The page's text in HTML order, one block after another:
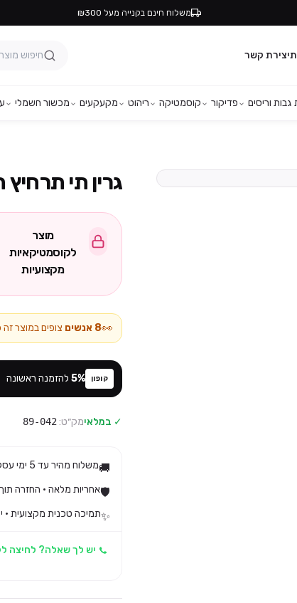
משלוח חינם בקנייה מעל ₪300
יצירת קשר
וריסים פדיקור קוסמטיקה ריהוט מקעקעים מכשור חשמלי
גרין תי תרחיץ תה ירוק
מוצר
לקוסמטיקאיות
מקצועיות
👀
8 אנשים צופים במוצר
קופון 5% להזמנה ראשונה
✓ במלאימק״ט: 89-042
🚚משלוח מהיר עד 5 ימי עסקים (מגיע בד״כ עד 3)
🛡️אחריות מלאה · החזרה תוך 14 יום לפי חוק הגנת הצרכן
✨תמיכה טכנית מקצועית ·
יש לך שאלה? לחיצה